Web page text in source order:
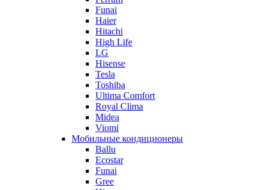
Funai
Haier
Hitachi
High Life
LG
Hisense
Tesla
Toshiba
Ultima Comfort
Royal Clima
Midea
Viomi
Мобильные кондиционеры
Ballu
Ecostar
Funai
Gree